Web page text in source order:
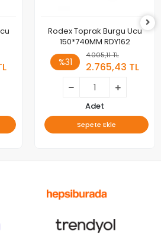
Rodex Toprak Burgu Ucu
150*740MM RDY162
%31
4.005,11 TL
2.765,43 TL
Adet
Sepete Ekle